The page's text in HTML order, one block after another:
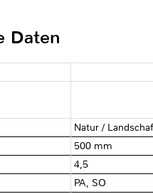
Daten
Natur /
500 mm
4,5
PA, SO